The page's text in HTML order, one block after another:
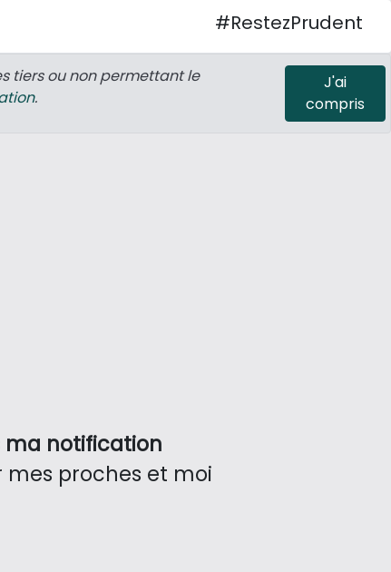
#RestezPrudent
tiers ou non permettant le
.
J'ai
compris
ma notification
proches et moi